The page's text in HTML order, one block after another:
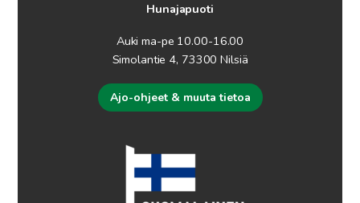
Hunajapuoti
Auki ma-pe 10.00-16.00
Simolantie 4, 73300 Nilsiä
Ajo-ohjeet & muuta tietoa